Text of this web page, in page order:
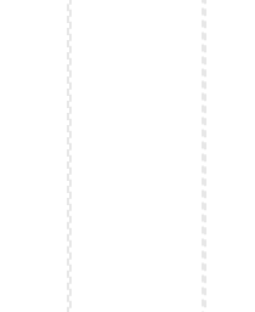
لا تفوت الخصومات مرة أخرى! ميزة
كروم يعثر على الخصومات ويطبقها